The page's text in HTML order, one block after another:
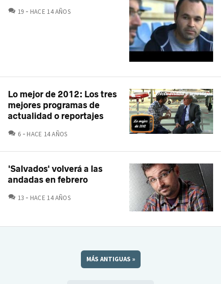
19 COMENTARIOS
HACE 14 AÑOS
Lo mejor de 2012: Los tres
mejores programas de
actualidad o reportajes
6 COMENTARIOS
HACE 14 AÑOS
'Salvados' volverá a las
andadas en febrero
13 COMENTARIOS
HACE 14 AÑOS
MÁS ANTIGUAS »